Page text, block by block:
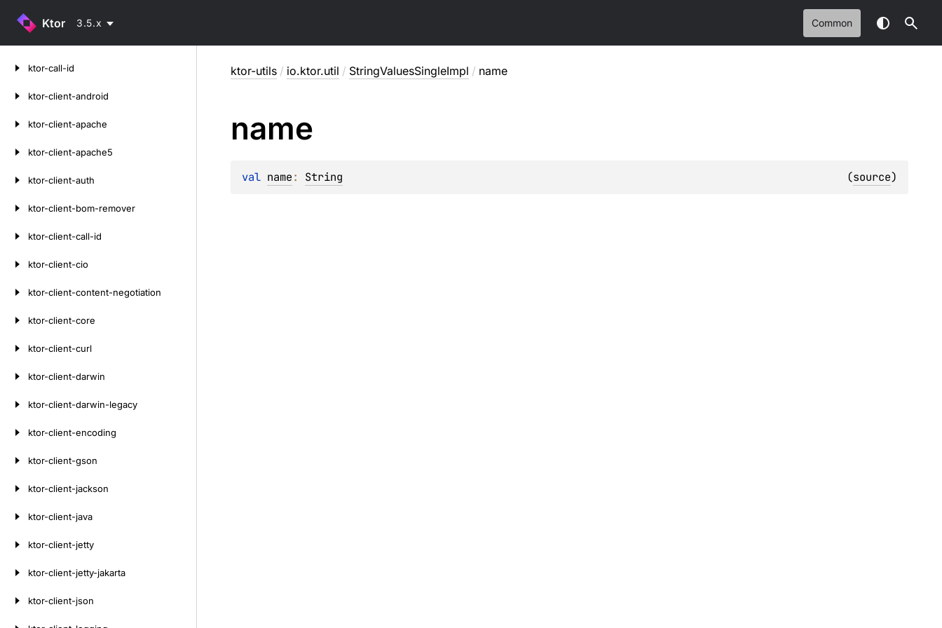
Ktor 3.5.x Common
ktor-call-id
ktor-client-android
ktor-client-apache
ktor-client-apache5
ktor-client-auth
ktor-client-bom-remover
ktor-client-call-id
ktor-client-cio
ktor-client-content-negotiation
ktor-client-core
ktor-client-curl
ktor-client-darwin
ktor-client-darwin-legacy
ktor-client-encoding
ktor-client-gson
ktor-client-jackson
ktor-client-java
ktor-client-jetty
ktor-client-jetty-jakarta
ktor-client-json
ktor-utils / io.ktor.util / StringValuesSingleImpl / name
name
val name: String (source)